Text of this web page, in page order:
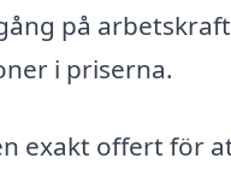
på
i priserna.
exakt offert för